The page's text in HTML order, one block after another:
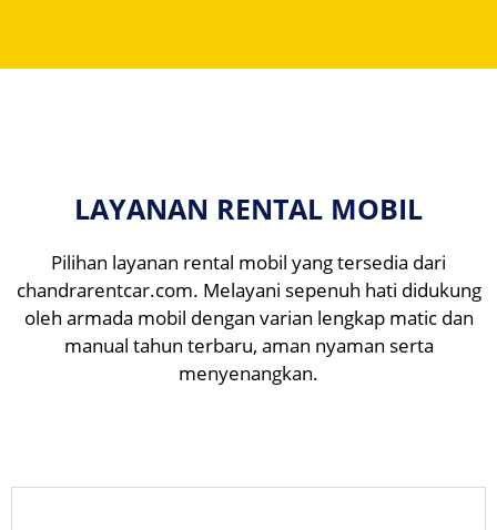
LAYANAN RENTAL MOBIL
Pilihan layanan rental mobil yang tersedia dari
chandrarentcar.com. Melayani sepenuh hati didukung
oleh armada mobil dengan varian lengkap matic dan
manual tahun terbaru, aman nyaman serta
menyenangkan.